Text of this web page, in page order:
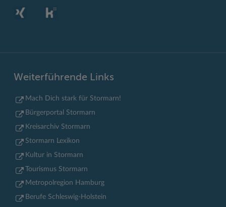
Weiterführende Links
Mach Dich stark für Stormarn!
Bürgerportal Stormarn
Kreisarchiv Stormarn
Stormarn Lexikon
Kultur in Stormarn
Tourismus Stormarn
Metropolregion Hamburg
Berufe Schleswig-Holstein